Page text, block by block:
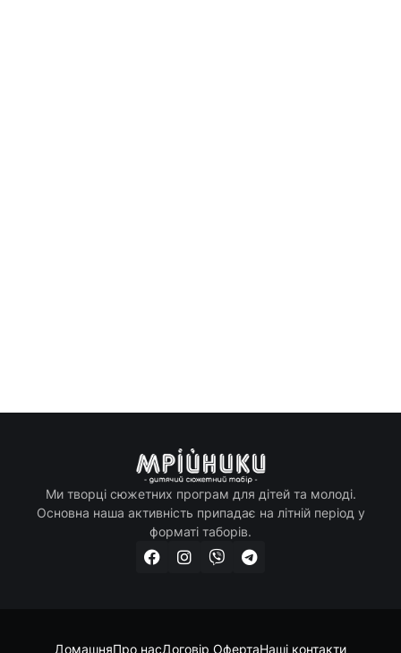
Ми творці сюжетних програм для дітей та молоді.
Основна наша активність припадає на літній період у
форматі таборів.
ДомашняПро насДоговір ОфертаНаші контакти